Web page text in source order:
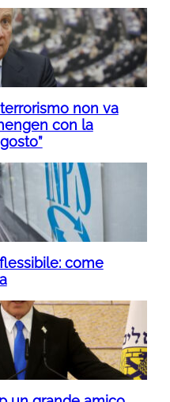
terrorismo non va
con la
come